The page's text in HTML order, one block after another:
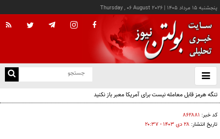
پنجشنبه ۱۵ مرداد ۱۴۰۵ |
Thursday , 06 August 2026
باز
و
تنگه هرمز قابل معامله نیست برای آمریکا معبر باز نکنید
کد خبر: ۸۶۲۸۸۱
تاریخ انتشار: ۲۸ دی ۱۴۰۳ - ۲۰:۳۷